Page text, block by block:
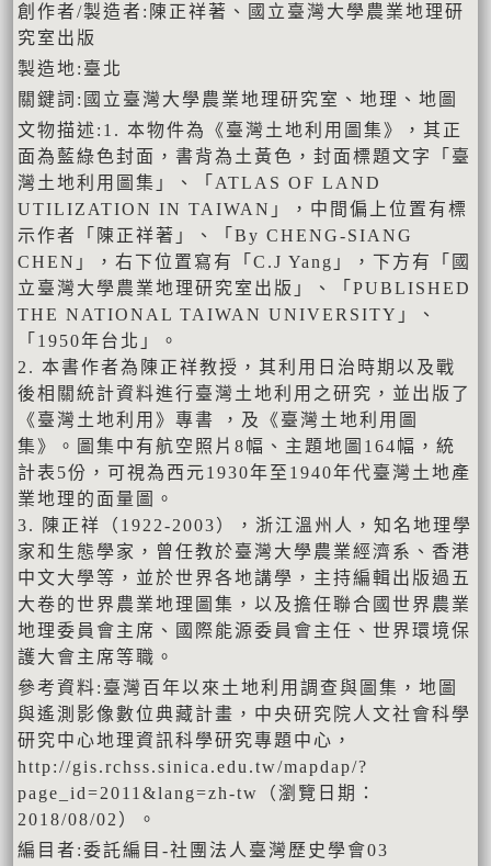
創作者/製造者:陳正祥著、國立臺灣大學農業地理研
究室出版
製造地:臺北
關鍵詞:國立臺灣大學農業地理研究室、地理、地圖
文物描述:1. 本物件為《臺灣土地利用圖集》，其正
面為藍綠色封面，書背為土黃色，封面標題文字「臺
灣土地利用圖集」、「ATLAS OF LAND
UTILIZATION IN TAIWAN」，中間偏上位置有標
示作者「陳正祥著」、「By CHENG-SIANG
CHEN」，右下位置寫有「C.J Yang」，下方有「國
立臺灣大學農業地理研究室出版」、「PUBLISHED
THE NATIONAL TAIWAN UNIVERSITY」、
「1950年台北」。
2. 本書作者為陳正祥教授，其利用日治時期以及戰
後相關統計資料進行臺灣土地利用之研究，並出版了
《臺灣土地利用》專書 ，及《臺灣土地利用圖
集》。圖集中有航空照片8幅、主題地圖164幅，統
計表5份，可視為西元1930年至1940年代臺灣土地產
業地理的面量圖。
3. 陳正祥（1922-2003），浙江溫州人，知名地理學
家和生態學家，曾任教於臺灣大學農業經濟系、香港
中文大學等，並於世界各地講學，主持編輯出版過五
大卷的世界農業地理圖集，以及擔任聯合國世界農業
地理委員會主席、國際能源委員會主任、世界環境保
護大會主席等職。
參考資料:臺灣百年以來土地利用調查與圖集，地圖
與遙測影像數位典藏計畫，中央研究院人文社會科學
研究中心地理資訊科學研究專題中心，
http://gis.rchss.sinica.edu.tw/mapdap/?
page_id=2011&lang=zh-tw（瀏覽日期：
2018/08/02）。
編目者:委託編目-社團法人臺灣歷史學會03